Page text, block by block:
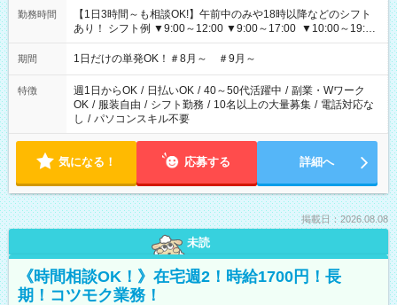
勤務時間
【1日3時間～も相談OK!】午前中のみや18時以降などのシフト
あり！ シフト例 ▼9:00～12:00 ▼9:00～17:00 ▼10:00～19:00
▼18:00～21:00
期間 1日だけの単発OK！＃8月～ ＃9月～
特徴 週1日からOK / 日払いOK / 40～50代活躍中 / 副業・Wワーク
OK / 服装自由 / シフト勤務 / 10名以上の大量募集 / 電話対応な
し / パソコンスキル不要
気になる！ 応募する 詳細へ
掲載日：2026.08.08
未読
《時間相談OK！》在宅週2！時給1700円！長
期！コツモク業務！